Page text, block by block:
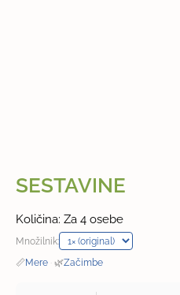
SESTAVINE
Količina: Za 4 osebe
Množilnik:
📏Mere · 🌿Začimbe